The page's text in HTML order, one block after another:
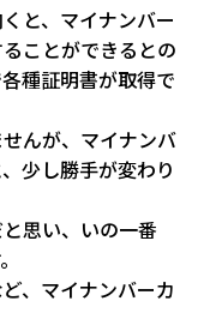
と、マイナンバー
ことができるとの
種証明書が取得で
んが、マイナンバ
少し勝手が変わり
思い、いの一番
、マイナンバーカ